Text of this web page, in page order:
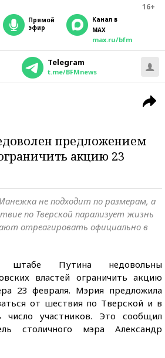
16+
прямой
эфир
Канал в
MAX
max.ru/bfm
Telegram
t.me/BFMnews
предложением
акцию 23
не подходит по размерам, а
по Тверской парализует жизнь
отреагировать официально в
штабе Путина недовольны
властей ограничить акцию
23 февраля. Мэрия предложила
от шествия по Тверской и в
число участников. Это сообщил
столичного мэра Александр